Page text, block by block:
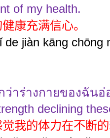
of my health.
康充满信心。
de jiàn kāng chōng
าร่างกายของฉันอ่
declining
我的体力在不断